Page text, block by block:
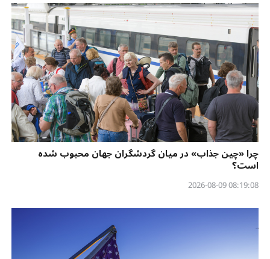
چرا «چین جذاب» در میان گردشگران جهان محبوب شده
است؟
08:19:08 2026-08-09